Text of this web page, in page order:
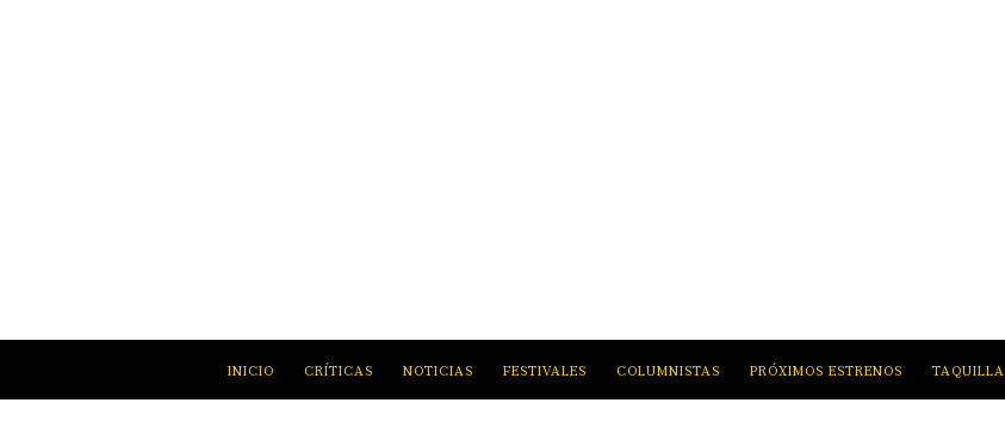
INICIO CRÍTICAS NOTICIAS FESTIVALES COLUMNISTAS PRÓXIMOS ESTRENOS TAQUILLA